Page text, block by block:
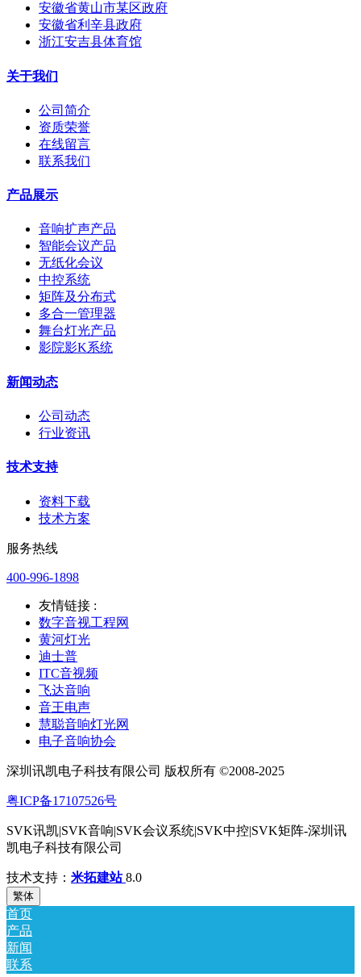
安徽省黄山市某区政府
安徽省利辛县政府
浙江安吉县体育馆
关于我们
公司简介
资质荣誉
在线留言
联系我们
产品展示
音响扩声产品
智能会议产品
无纸化会议
中控系统
矩阵及分布式
多合一管理器
舞台灯光产品
影院影K系统
新闻动态
公司动态
行业资讯
技术支持
资料下载
技术方案
服务热线
400-996-1898
友情链接 :
数字音视工程网
黄河灯光
迪士普
ITC音视频
飞达音响
音王电声
慧聪音响灯光网
电子音响协会
深圳讯凯电子科技有限公司 版权所有 ©2008-2025
粤ICP备17107526号
SVK讯凯|SVK音响|SVK会议系统|SVK中控|SVK矩阵-深圳讯
凯电子科技有限公司
技术支持： 米拓建站8.0
繁体
首页
产品
新闻
联系